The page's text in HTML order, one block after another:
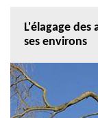
L'élagage
ses environs